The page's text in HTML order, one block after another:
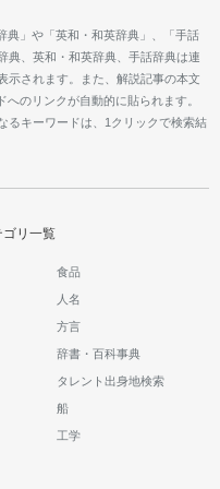
典」や「英和・和英辞典」、「手話
典、英和・和英辞典、手話辞典は連
示されます。また、解説記事の本文
のリンクが自動的に貼られます。
るキーワードは、1クリックで検索結
リ一覧
食品
人名
方言
辞書・百科事典
タレント出身地検索
船
工学